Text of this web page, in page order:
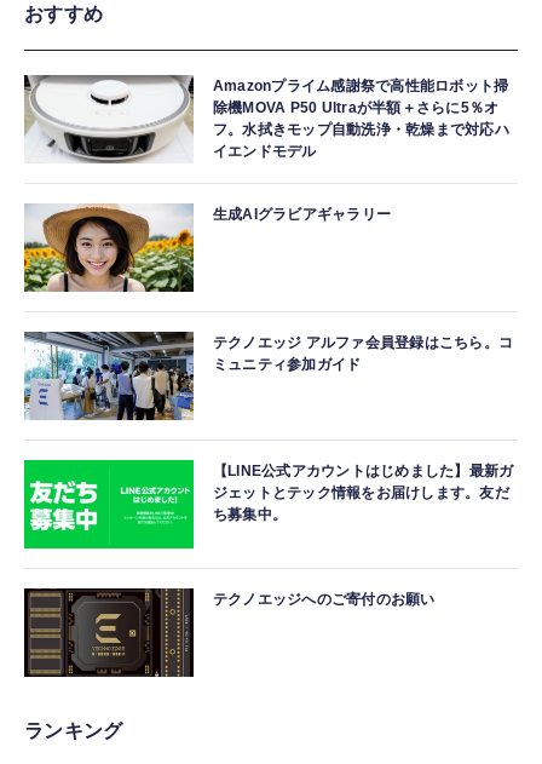
おすすめ
Amazonプライム感謝祭で高性能ロボット掃
除機MOVA P50 Ultraが半額＋さらに5％オ
フ。水拭きモップ自動洗浄・乾燥まで対応ハ
イエンドモデル
生成AIグラビアギャラリー
テクノエッジ アルファ会員登録はこちら。コ
ミュニティ参加ガイド
【LINE公式アカウントはじめました】最新ガ
ジェットとテック情報をお届けします。友だ
ち募集中。
テクノエッジへのご寄付のお願い
ランキング